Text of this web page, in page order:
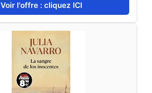
Voir l'offre : cliquez ICI